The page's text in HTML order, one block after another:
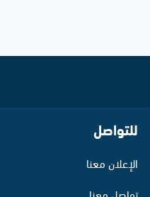
للتواصل
الإعلان معنا